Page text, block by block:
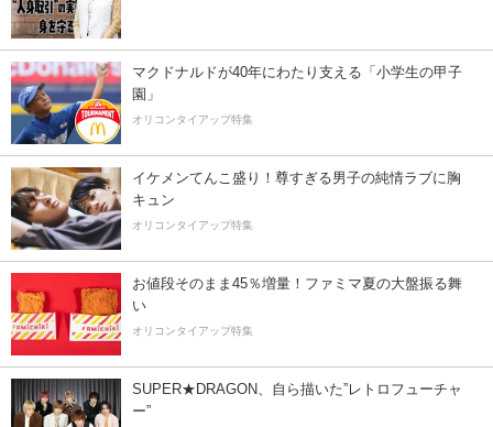
マクドナルドが40年にわたり支える「小学生の甲子
園」
オリコンタイアップ特集
イケメンてんこ盛り！尊すぎる男子の純情ラブに胸
キュン
オリコンタイアップ特集
お値段そのまま45％増量！ファミマ夏の大盤振る舞
い
オリコンタイアップ特集
SUPER★DRAGON、自ら描いた”レトロフューチャ
ー”